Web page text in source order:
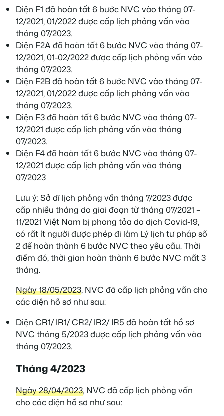
Diện F1 đã hoàn tất 6 bước NVC vào tháng 07-
12/2021, 01/2022 được cấp lịch phỏng vấn vào
tháng 07/2023.
Diện F2A đã hoàn tất 6 bước NVC vào tháng 07-
12/2021, 01-02/2022 được cấp lịch phỏng vấn vào
tháng 07/2023.
Diện F2B đã hoàn tất 6 bước NVC vào tháng 07-
12/2021, 01/2022 được cấp lịch phỏng vấn vào
tháng 07/2023.
Diện F3 đã hoàn tất 6 bước NVC vào tháng 07-
12/2021 được cấp lịch phỏng vấn vào tháng
07/2023.
Diện F4 đã hoàn tất 6 bước NVC vào tháng 07-
12/2021 được cấp lịch phỏng vấn vào tháng
07/2023
Lưu ý: Sở dĩ lịch phỏng vấn tháng 7/2023 được
cấp nhiều tháng do giai đoạn từ tháng 07/2021 –
11/2021 Việt Nam bị phong tỏa do dịch Covid-19,
có rất ít người được phép đi làm Lý lịch tư pháp số
2 để hoàn thành 6 bước NVC theo yêu cầu. Thời
điểm đó, thời gian hoàn thành 6 bước NVC mất 3
tháng.
Ngày 18/05/2023, NVC đã cấp lịch phỏng vấn cho
các diện hồ sơ như sau:
Diện CR1/ IR1/ CR2/ IR2/ IR5 đã hoàn tất hồ sơ
NVC tháng 5/2023 được cấp lịch phỏng vấn vào
tháng 07/2023.
Tháng 4/2023
Ngày 28/04/2023, NVC đã cấp lịch phỏng vấn
cho các diện hồ sơ như sau: